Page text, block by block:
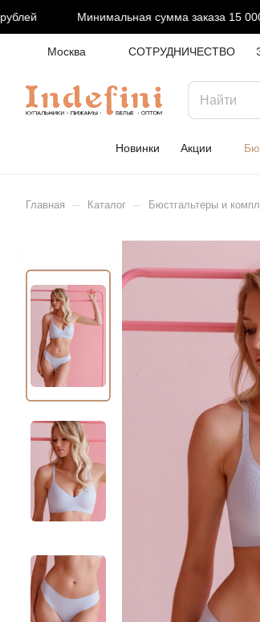
Минимальная сумма заказа 15 000
Москва СОТРУДНИЧЕСТВО
Новинки Акции
Главная – Каталог – Бюстгальтеры и